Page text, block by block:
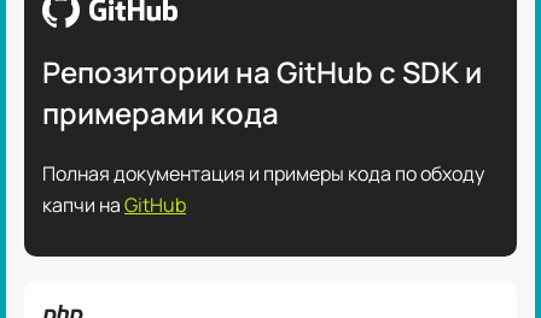
Репозитории на GitHub с SDK и
примерами кода
Полная документация и примеры кода по обходу
капчи наGitHub